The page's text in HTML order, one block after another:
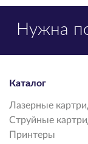
Нужна
Каталог
Лазерные
Струйные
Принтеры